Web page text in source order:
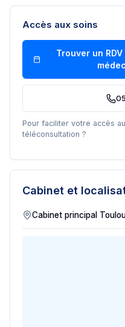
Accès aux soins
Trouver un
Pour faciliter votre accès
téléconsultation ?
Cabinet et